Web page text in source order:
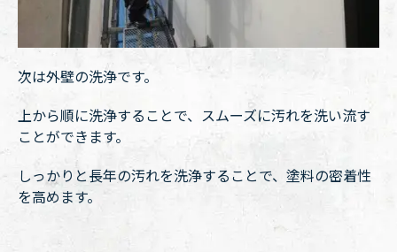
次は外壁の洗浄です。
上から順に洗浄することで、スムーズに汚れを洗い流す
ことができます。
しっかりと長年の汚れを洗浄することで、塗料の密着性
を高めます。